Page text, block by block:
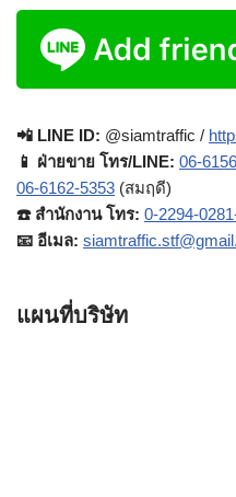
📲 LINE ID: @siamtraffic /
📱 ฝ่ายขาย โทร/LINE: 06-
06-6162-5353 (สมฤดี)
☎️ สำนักงาน โทร: 0-2294-
📧 อีเมล:
แผนที่บริษัท